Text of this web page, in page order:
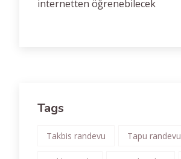
internetten öğrenebilecek
Tags
Takbis randevu Tapu randevu